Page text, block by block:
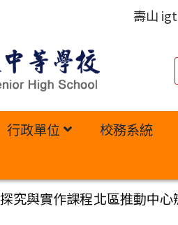
壽山
行政單位 校務系統
究與實作課程北區推動中